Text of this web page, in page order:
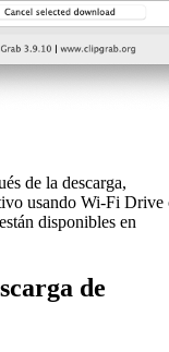
de la descarga,
usando Wi-Fi Drive
disponibles en
de